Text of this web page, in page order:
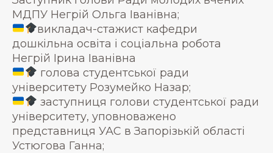
МДПУ Негрій Ольга Іванівна;
викладач-стажист кафедри
дошкільна освіта і соціальна робота
Негрій Ірина Іванівна
голова студентської ради
університету Розумейко Назар;
заступниця голови студентської ради
університету, уповноважено
представниця УАС в Запорізькій області
Устюгова Ганна;